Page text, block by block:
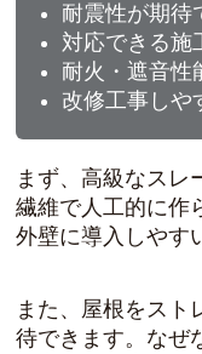
耐震性が期待
対応できる施
耐火・遮音性
改修工事しや
まず、高級なスレ
繊維で人工的に作
外壁に導入しやす
また、屋根をスト
待できます。なぜ